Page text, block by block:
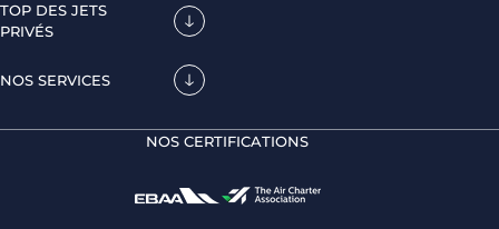
TOP DES JETS
PRIVÉS
NOS SERVICES
NOS CERTIFICATIONS